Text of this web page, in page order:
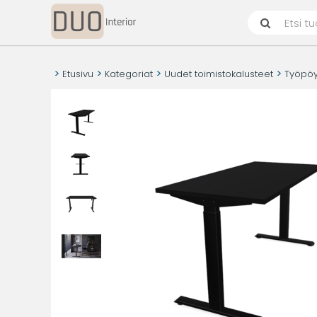
Etusivu Kategoriat Uudet toimistokalusteet